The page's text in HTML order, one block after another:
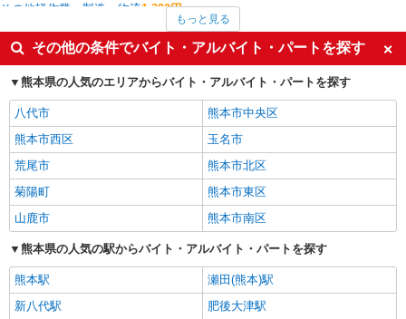
その他軽作業・製造・物流1,300円
1,270円
入出庫・商品管理・検品・検査 1,227円
食品製造・加工 1,200円
保育士・保育補助
1,200円
菊池市の他の職種の平均時給を見る
もっと見る
その他の条件でバイト・アルバイト・パートを探す
熊本県の人気のエリアからバイト・アルバイト・パートを探す
八代市
熊本市中央区
熊本市西区
玉名市
荒尾市
熊本市北区
菊陽町
熊本市東区
山鹿市
熊本市南区
熊本県の人気の駅からバイト・アルバイト・パートを探す
熊本駅
瀬田(熊本)駅
新八代駅
肥後大津駅